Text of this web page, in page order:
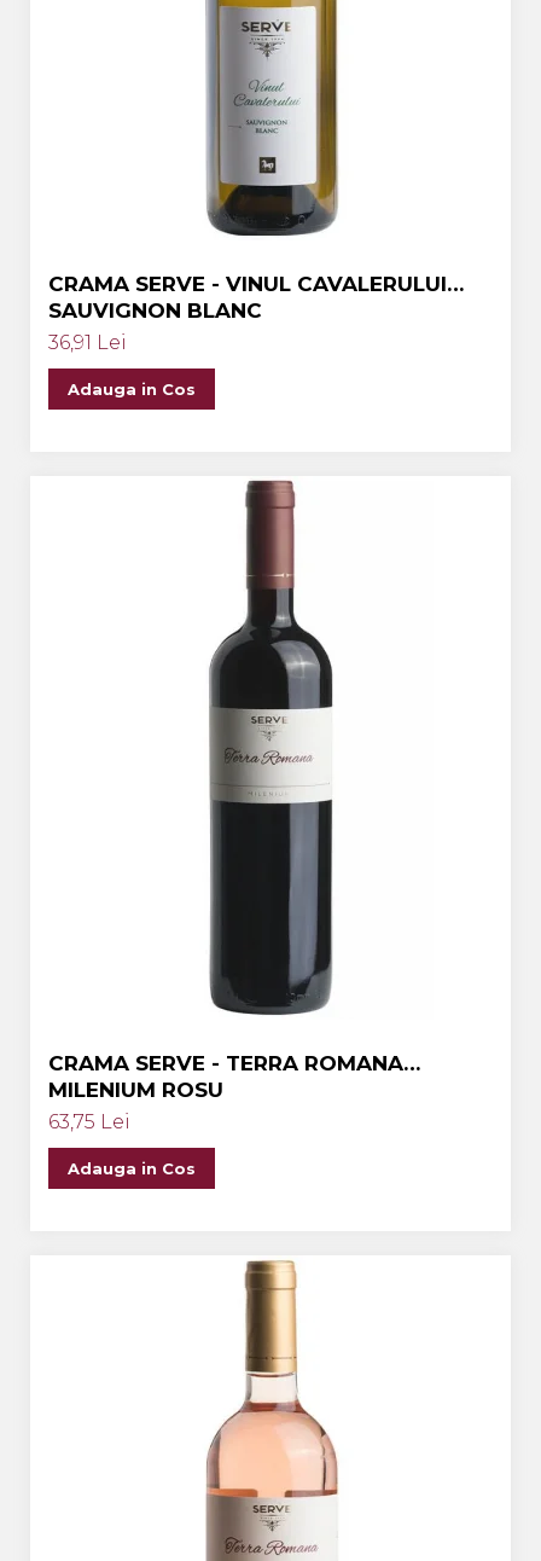
CRAMA SERVE - VINUL CAVALERULUI
SAUVIGNON BLANC
36,91 Lei
Adauga in Cos
CRAMA SERVE - TERRA ROMANA
MILENIUM ROSU
63,75 Lei
Adauga in Cos